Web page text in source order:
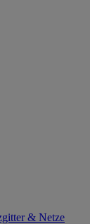
& Netze